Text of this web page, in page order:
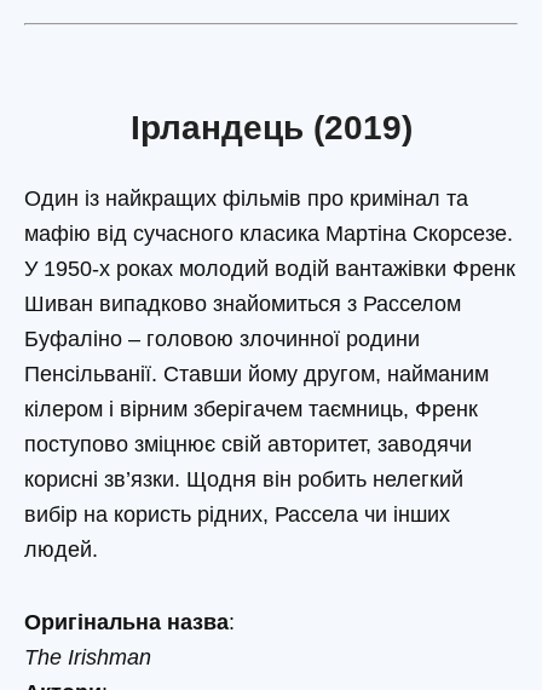
Ірландець (2019)
Один із найкращих фільмів про кримінал та
мафію від сучасного класика Мартіна Скорсезе.
У 1950-х роках молодий водій вантажівки Френк
Шиван випадково знайомиться з Расселом
Буфаліно – головою злочинної родини
Пенсільванії. Ставши йому другом, найманим
кілером і вірним зберігачем таємниць, Френк
поступово зміцнює свій авторитет, заводячи
корисні зв’язки. Щодня він робить нелегкий
вибір на користь рідних, Рассела чи інших
людей.
Оригінальна назва:
The Irishman